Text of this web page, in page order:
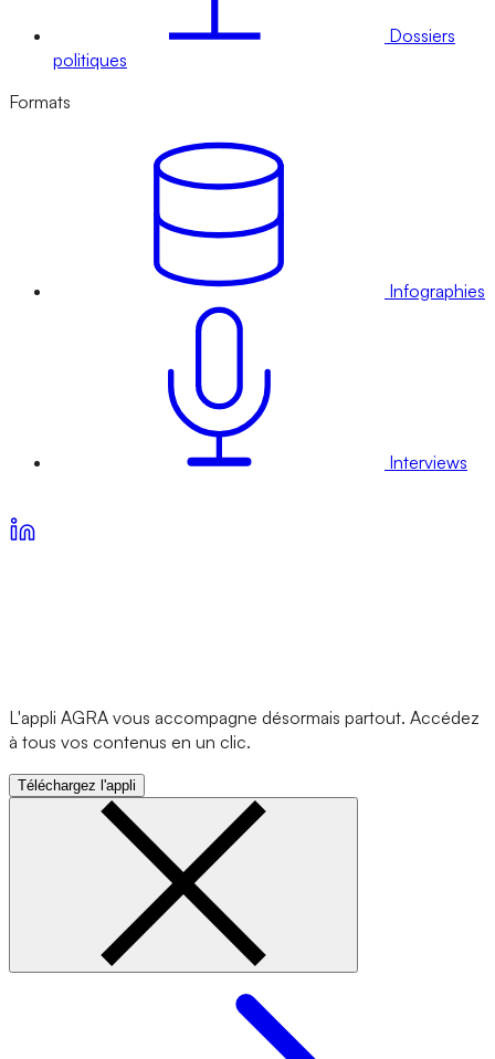
Dossiers
politiques
Formats
Infographies
Interviews
L'appli AGRA vous accompagne désormais partout. Accédez
à tous vos contenus en un clic.
Téléchargez l'appli